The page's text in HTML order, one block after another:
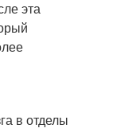
эта
в отделы